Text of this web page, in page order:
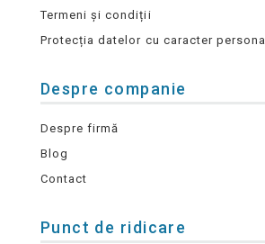
Termeni și condiții
Protecția datelor cu caracter personal
Despre companie
Despre firmă
Blog
Contact
Punct de ridicare